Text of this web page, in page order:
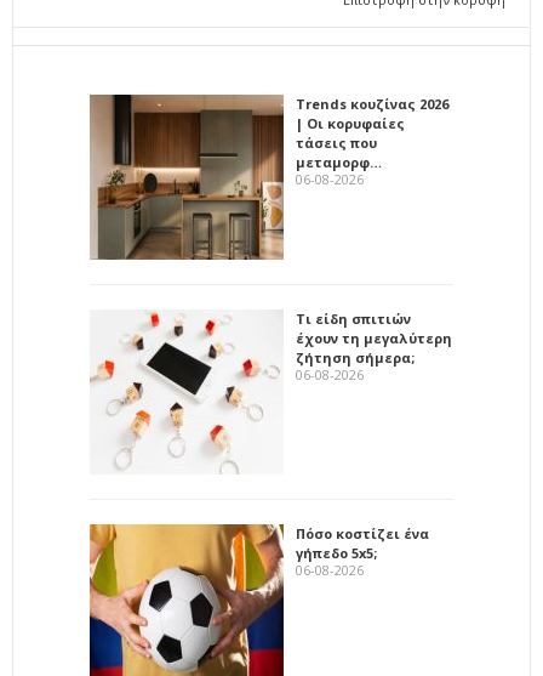
Trends κουζίνας 2026
| Οι κορυφαίες
τάσεις που
μεταμορφ…
06-08-2026
Τι είδη σπιτιών
έχουν τη μεγαλύτερη
ζήτηση σήμερα;
06-08-2026
Πόσο κοστίζει ένα
γήπεδο 5x5;
06-08-2026